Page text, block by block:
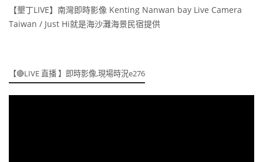
【墾丁LIVE】南灣即時影像 Kenting Nanwan bay Live Camera
Taiwan / Just Hi就是海沙灘海景民宿提供
【🔴LIVE 直播 】即時影像,現場時況e276